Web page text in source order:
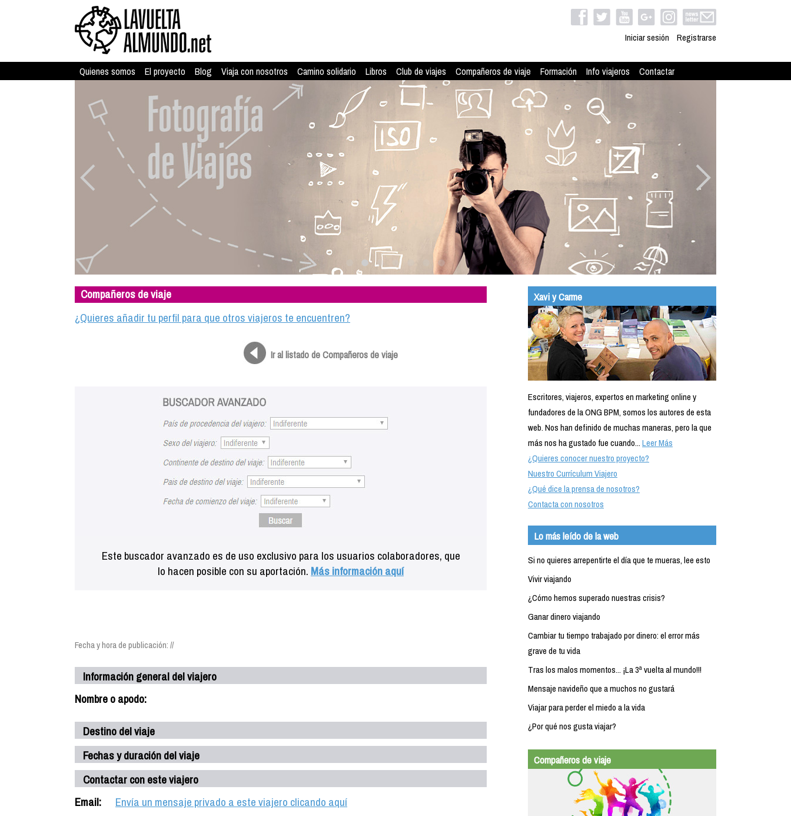
Iniciar sesión Registrarse
Quienes somos El proyecto Blog Viaja con nosotros Camino solidario Libros Club de viajes Compañeros de viaje Formación Info viajeros Contactar
Compañeros de viaje
¿Quieres añadir tu perfil para que otros viajeros te encuentren?
Ir al listado de Compañeros de viaje
Este buscador avanzado es de uso exclusivo para los usuarios colaboradores, que
lo hacen posible con su aportación. Más información aquí
Fecha y hora de publicación: //
Información general del viajero
Nombre o apodo:
Destino del viaje
Fechas y duración del viaje
Contactar con este viajero
Email:
Envía un mensaje privado a este viajero clicando aquí
Xavi y Carme
Escritores, viajeros, expertos en marketing online y
fundadores de la ONG BPM, somos los autores de esta
web. Nos han definido de muchas maneras, pero la que
más nos ha gustado fue cuando...Leer Más
¿Quieres conocer nuestro proyecto?
Nuestro Currículum Viajero
¿Qué dice la prensa de nosotros?
Contacta con nosotros
Lo más leído de la web
Si no quieres arrepentirte el día que te mueras, lee esto
Vivir viajando
¿Cómo hemos superado nuestras crisis?
Ganar dinero viajando
Cambiar tu tiempo trabajado por dinero: el error más
grave de tu vida
Tras los malos momentos... ¡La 3ª vuelta al mundo!!!
Mensaje navideño que a muchos no gustará
Viajar para perder el miedo a la vida
¿Por qué nos gusta viajar?
Compañeros de viaje